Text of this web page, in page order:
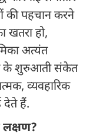
की पहचान करने
खतरा हो,
अत्यंत
के शुरुआती संकेत
व्यवहारिक
देते हैं.